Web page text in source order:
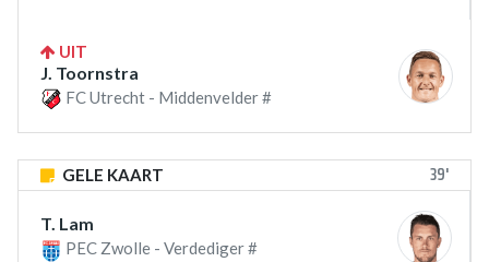
UIT
J. Toornstra
FC Utrecht - Middenvelder #
GELE KAART 39'
T. Lam
PEC Zwolle - Verdediger #